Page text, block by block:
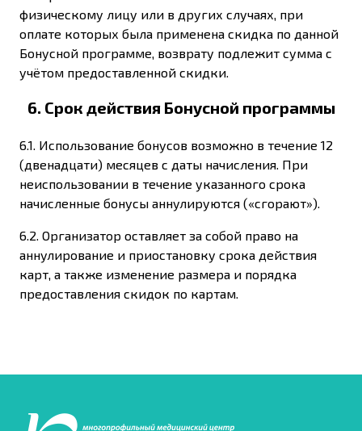
физическому лицу или в других случаях, при
оплате которых была применена скидка по данной
Бонусной программе, возврату подлежит сумма с
учётом предоставленной скидки.
6. Срок действия Бонусной программы
6.1. Использование бонусов возможно в течение 12
(двенадцати) месяцев с даты начисления. При
неиспользовании в течение указанного срока
начисленные бонусы аннулируются («сгорают»).
6.2. Организатор оставляет за собой право на
аннулирование и приостановку срока действия
карт, а также изменение размера и порядка
предоставления скидок по картам.